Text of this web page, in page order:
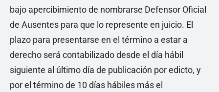
bajo apercibimiento de nombrarse Defensor Oficial
de Ausentes para que lo represente en juicio. El
plazo para presentarse en el término a estar a
derecho será contabilizado desde el día hábil
siguiente al último día de publicación por edicto, y
por el término de 10 días hábiles más el